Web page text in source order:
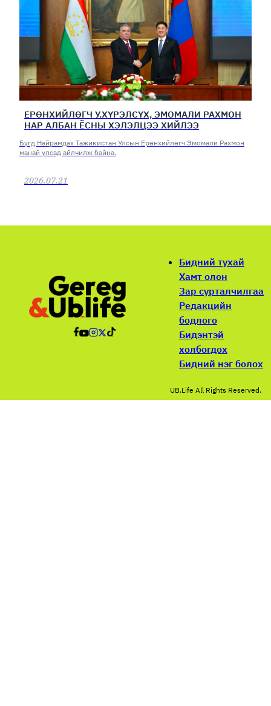
ЕРӨНХИЙЛӨГЧ У.ХҮРЭЛСҮХ, ЭМОМАЛИ РАХМОН
НАР АЛБАН ЁСНЫ ХЭЛЭЛЦЭЭ ХИЙЛЭЭ
Бүгд Найрамдах Тажикистан Улсын Ерөнхийлөгч Эмомали Рахмон
манай улсад айлчилж байна.
2026.07.21
Бидний тухай
Хамт олон
Зар сурталчилгаа
Редакцийн
бодлого
Бидэнтэй
холбогдох
Бидний нэг болох
UB.Life All Rights Reserved.